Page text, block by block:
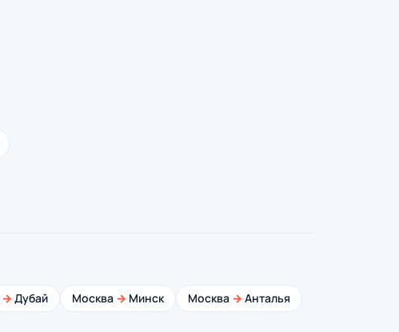
→ Дубай Москва → Минск Москва → Анталья